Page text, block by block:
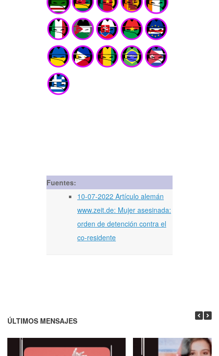
Fuentes:
10-07-2022 Artículo alemán
www.zeit.de: Mujer asesinada:
orden de detención contra el
co-residente
ÚLTIMOS MENSAJES